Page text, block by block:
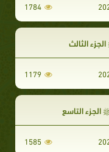
1784
الثالث
1179
التاسع
1585